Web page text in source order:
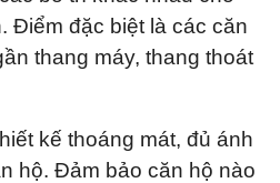
Điểm đặc biệt là các căn
thang máy, thang thoát
kế thoáng mát, đủ ánh
hộ. Đảm bảo căn hộ nào